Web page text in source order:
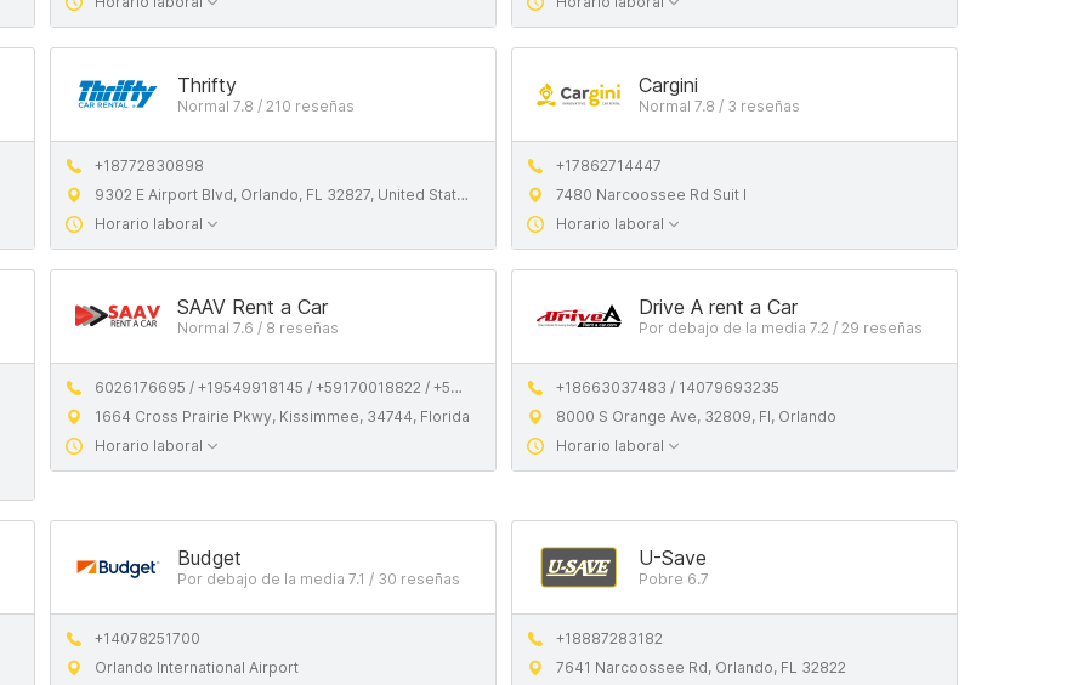
Thrifty
Normal 7.8 / 210 reseñas
+18772830898
9302 E Airport Blvd, Orlando, FL 32827, United States
Horario laboral
Cargini
Normal 7.8 / 3 reseñas
+17862714447
7480 Narcoossee Rd Suit I
Horario laboral
SAAV Rent a Car
Normal 7.6 / 8 reseñas
6026176695 / +19549918145 / +59170018822 / +59161169139
1664 Cross Prairie Pkwy, Kissimmee, 34744, Florida
Horario laboral
Drive A rent a Car
Por debajo de la media 7.2 / 29 reseñas
+18663037483 / 14079693235
8000 S Orange Ave, 32809, Fl, Orlando
Horario laboral
Budget
Por debajo de la media 7.1 / 30 reseñas
+14078251700
Orlando International Airport
U-Save
Pobre 6.7
+18887283182
7641 Narcoossee Rd, Orlando, FL 32822